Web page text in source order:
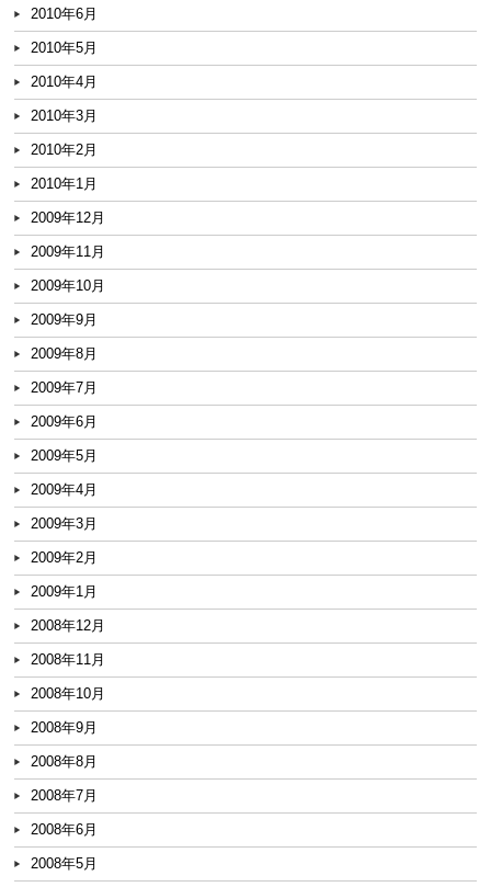
2010年6月
2010年5月
2010年4月
2010年3月
2010年2月
2010年1月
2009年12月
2009年11月
2009年10月
2009年9月
2009年8月
2009年7月
2009年6月
2009年5月
2009年4月
2009年3月
2009年2月
2009年1月
2008年12月
2008年11月
2008年10月
2008年9月
2008年8月
2008年7月
2008年6月
2008年5月